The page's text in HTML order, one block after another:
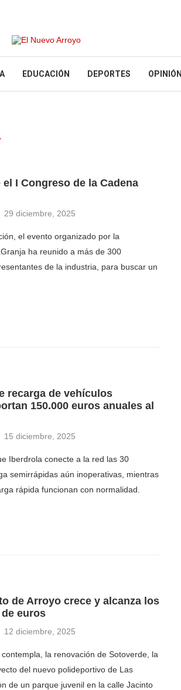
EDUCACIÓN DEPORTES OPINIÓN
I Congreso de la Cadena
29 diciembre, 2025
el evento organizado por la
ha reunido a más de 300
de la industria, para buscar un
recarga de vehículos
150.000 euros anuales al
15 diciembre, 2025
Iberdrola conecte a la red las 30
semirrápidas aún inoperativas, mientras
rápida funcionan con normalidad.
de Arroyo crece y alcanza los
euros
12 diciembre, 2025
la renovación de Sotoverde, la
del nuevo polideportivo de Las
de un parque juvenil en la calle Jacinto